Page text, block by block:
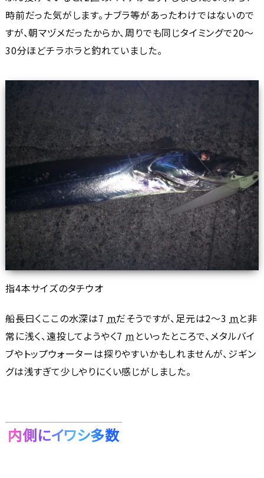
時前だった気がします。ナブラ等があったわけではないので
すが、朝マヅメだったからか、周りでも同じタイミングで20～
30分ほどチラホラと釣れていました。
指4本サイズのタチウオ
船長曰くここの水深は7 mだそうですが、足元は2～3 mと非
常に浅く、遠投してようやく7 m といったところで、メタルバイ
ブやトップウォーターは探りやすいかもしれませんが、ジギン
グは浅すぎて少しやりにくい感じがしました。
内側にイワシ多数